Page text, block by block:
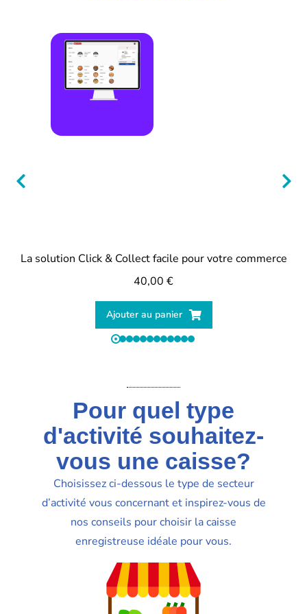
La solution Click & Collect facile pour votre commerce
40,00 €
Ajouter au panier
Pour quel type
d'activité souhaitez-
vous une caisse?
Choisissez ci-dessous le type de secteur
d’activité vous concernant et inspirez-vous de
nos conseils pour choisir la caisse
enregistreuse idéale pour vous.